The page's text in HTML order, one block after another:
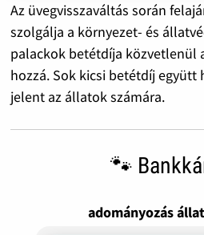
Az üvegvisszaváltás során
szolgálja a környezet- és
palackok betétdíja közvetlenül
hozzá. Sok kicsi betétdíj együtt
jelent az állatok számára.
🐾
adományozás